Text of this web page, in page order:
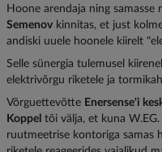
Hoone arendaja ning samasse
Semenov kinnitas, et just
andiski uuele hoonele kiirelt
Selle sünergia tulemusel
elektrivõrgu riketele ja
Võrguettevõtte Enersense'i
Koppel tõi välja, et kuna
ruutmeetrise kontoriga samas